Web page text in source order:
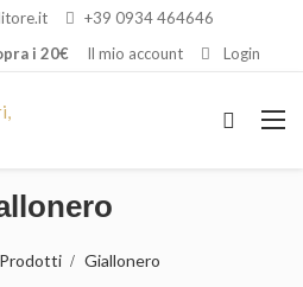
+39 0934 464646
i 20€
Il mio account Login
Prodotti Giallonero